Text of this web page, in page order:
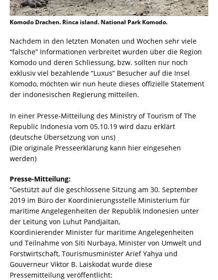
Komodo Drachen. Rinca island. National Park Komodo.
Nachdem in den letzten Monaten und Wochen sehr viele
“falsche” Informationen verbreitet wurden über die Region
Komodo und deren Schliessung, bzw. sollten nur noch
exklusiv viel bezahlende “Luxus” Besucher auf die Insel
Komodo, möchten wir nun heute dieses offizielle Statement
der indonesischen Regierung mitteilen.
In einer Presse-Mitteilung des Ministry of Tourism of The
Republic Indonesia vom 05.10.19 wird dazu erklärt
(deutsche Übersetzung von uns)
(Die originale Presseerklärung kann hier eingesehen
werden)
Presse-Mitteilung:
“Gestützt auf die geschlossene Sitzung am 30. September
2019 im Büro der Koordinierungsstelle Ministerium für
maritime Angelegenheiten der Republik Indonesien unter
der Leitung von Luhut Pandjaitan,
Koordinierender Minister für maritime Angelegenheiten
und Teilnahme von Siti Nurbaya, Minister von Umwelt und
Forstwirtschaft, Tourismusminister Arief Yahya und
Gouverneur Viktor B. Laiskodat wurde diese
Pressemitteilung veröffentlicht: